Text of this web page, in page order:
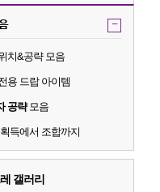
-
치&공략 모음
용 드랍 아이템
공략모음
득에서 조합까지
갤러리